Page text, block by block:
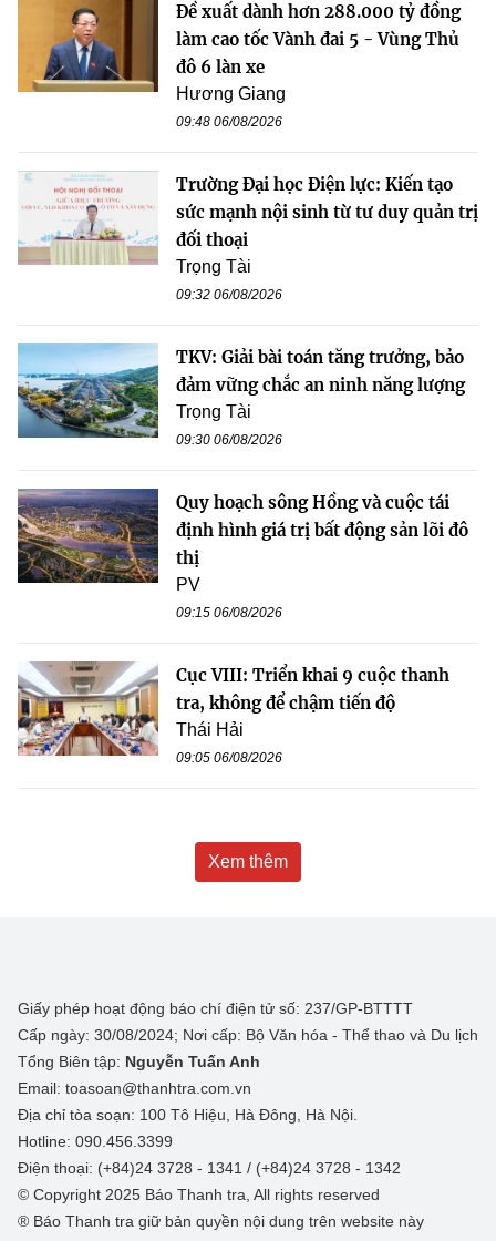
Đề xuất dành hơn 288.000 tỷ đồng
làm cao tốc Vành đai 5 - Vùng Thủ
đô 6 làn xe
Hương Giang
09:48 06/08/2026
Trường Đại học Điện lực: Kiến tạo
sức mạnh nội sinh từ tư duy quản trị
đối thoại
Trọng Tài
09:32 06/08/2026
TKV: Giải bài toán tăng trưởng, bảo
đảm vững chắc an ninh năng lượng
Trọng Tài
09:30 06/08/2026
Quy hoạch sông Hồng và cuộc tái
định hình giá trị bất động sản lõi đô
thị
PV
09:15 06/08/2026
Cục VIII: Triển khai 9 cuộc thanh
tra, không để chậm tiến độ
Thái Hải
09:05 06/08/2026
Xem thêm
Giấy phép hoạt động báo chí điện tử số: 237/GP-BTTTT
Cấp ngày: 30/08/2024; Nơi cấp: Bộ Văn hóa - Thể thao và Du lịch
Tổng Biên tập: Nguyễn Tuấn Anh
Email: toasoan@thanhtra.com.vn
Địa chỉ tòa soạn: 100 Tô Hiệu, Hà Đông, Hà Nội.
Hotline: 090.456.3399
Điện thoại: (+84)24 3728 - 1341 / (+84)24 3728 - 1342
© Copyright 2025 Báo Thanh tra, All rights reserved
® Báo Thanh tra giữ bản quyền nội dung trên website này